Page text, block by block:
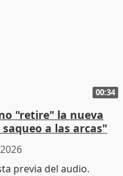
00:34
"retire" la nueva
a las arcas"